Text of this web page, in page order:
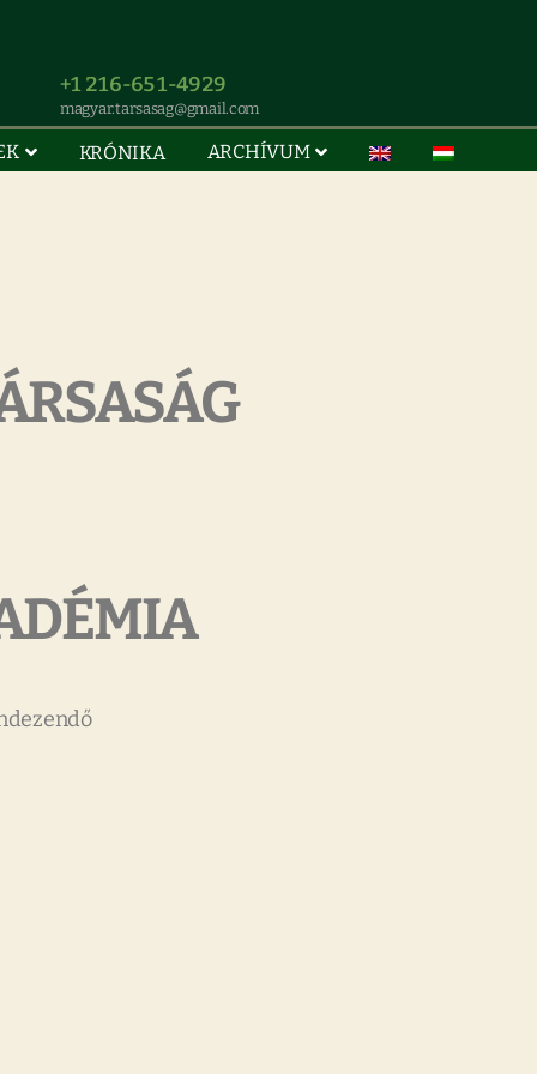
+1 216-651-4929
magyar.tarsasag@gmail.com
KRÓNIKA ARCHÍVUM